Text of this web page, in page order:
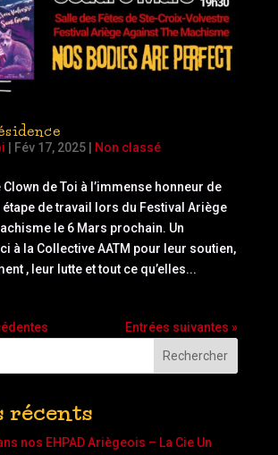
Fév 17, 2025| Non classé
de Toi à l’immense honneur de
de travail lors du Festival Ariège
le 6 Mars prochain. Un
à la Collective AATM pour leur soutien,
, leur lutte et tout ce qu’elles...
Entrées suivantes »
Rechercher
récents
nos EHPAD Ariègeois – La Cie Un